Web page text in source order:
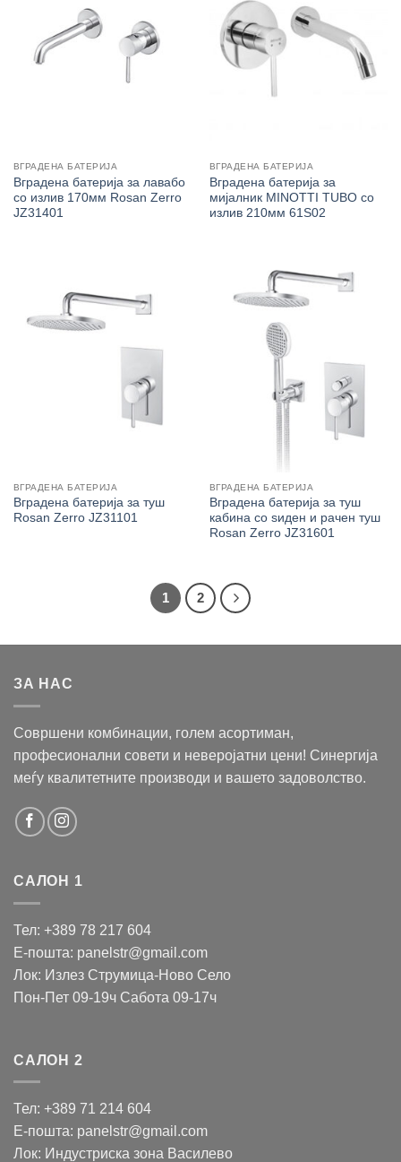
ВГРАДЕНА БАТЕРИЈА
Вградена батерија за лавабо
со излив 170мм Rosan Zerro
JZ31401
ВГРАДЕНА БАТЕРИЈА
Вградена батерија за
мијалник MINOTTI TUBO со
излив 210мм 61S02
ВГРАДЕНА БАТЕРИЈА
Вградена батерија за туш
Rosan Zerro JZ31101
ВГРАДЕНА БАТЕРИЈА
Вградена батерија за туш
кабина со ѕиден и рачен туш
Rosan Zerro JZ31601
1 2
ЗА НАС
Совршени комбинации, голем асортиман,
професионални совети и неверојатни цени! Синергија
меѓу квалитетните производи и вашето задоволство.
САЛОН 1
Тел: +389 78 217 604
Е-пошта: panelstr@gmail.com
Лок: Излез Струмица-Ново Село
Пон-Пет 09-19ч Сабота 09-17ч
САЛОН 2
Тел: +389 71 214 604
Е-пошта: panelstr@gmail.com
Лок: Индустриска зона Василево